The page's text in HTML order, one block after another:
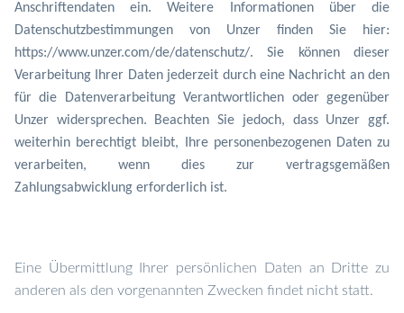
Anschriftendaten ein. Weitere Informationen über die
Datenschutzbestimmungen von Unzer finden Sie hier:
https://www.unzer.com/de/datenschutz/. Sie können dieser
Verarbeitung Ihrer Daten jederzeit durch eine Nachricht an den
für die Datenverarbeitung Verantwortlichen oder gegenüber
Unzer widersprechen. Beachten Sie jedoch, dass Unzer ggf.
weiterhin berechtigt bleibt, Ihre personenbezogenen Daten zu
verarbeiten, wenn dies zur vertragsgemäßen
Zahlungsabwicklung erforderlich ist.
Eine Übermittlung Ihrer persönlichen Daten an Dritte zu
anderen als den vorgenannten Zwecken findet nicht statt.